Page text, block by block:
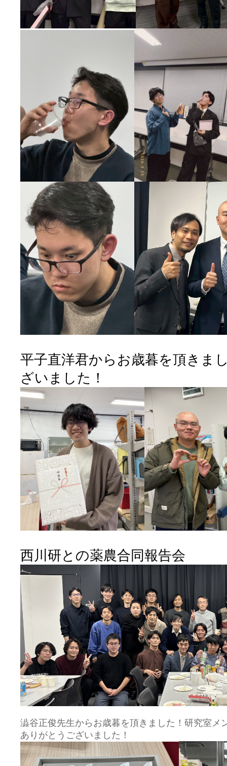
平子直洋君からお歳暮を頂きま
ざいました！
西川研との薬農合同報告会
澁谷正俊先生からお歳暮を頂きました！研究室メ
ありがとうございました！